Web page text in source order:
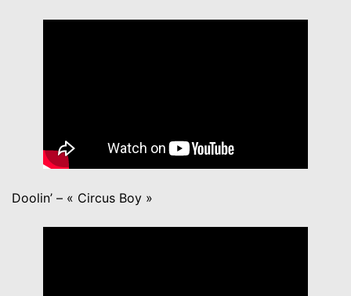
Doolin’ – « Circus Boy »